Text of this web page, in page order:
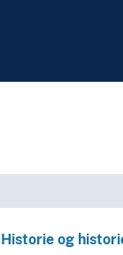
Historie og